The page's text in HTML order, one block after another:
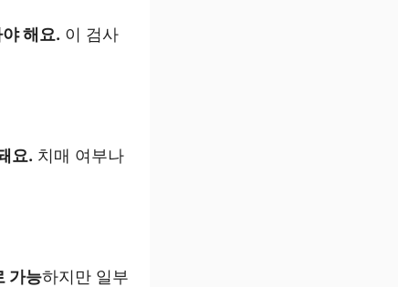
해요. 이 검사
요. 치매 여부나
가능하지만 일부